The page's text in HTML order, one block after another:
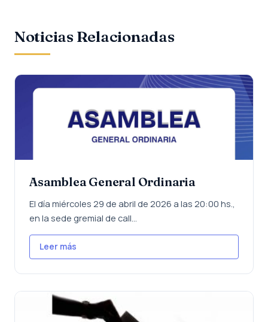
Noticias Relacionadas
Asamblea General Ordinaria
El día miércoles 29 de abril de 2026 a las 20:00 hs.,
en la sede gremial de call...
Leer más